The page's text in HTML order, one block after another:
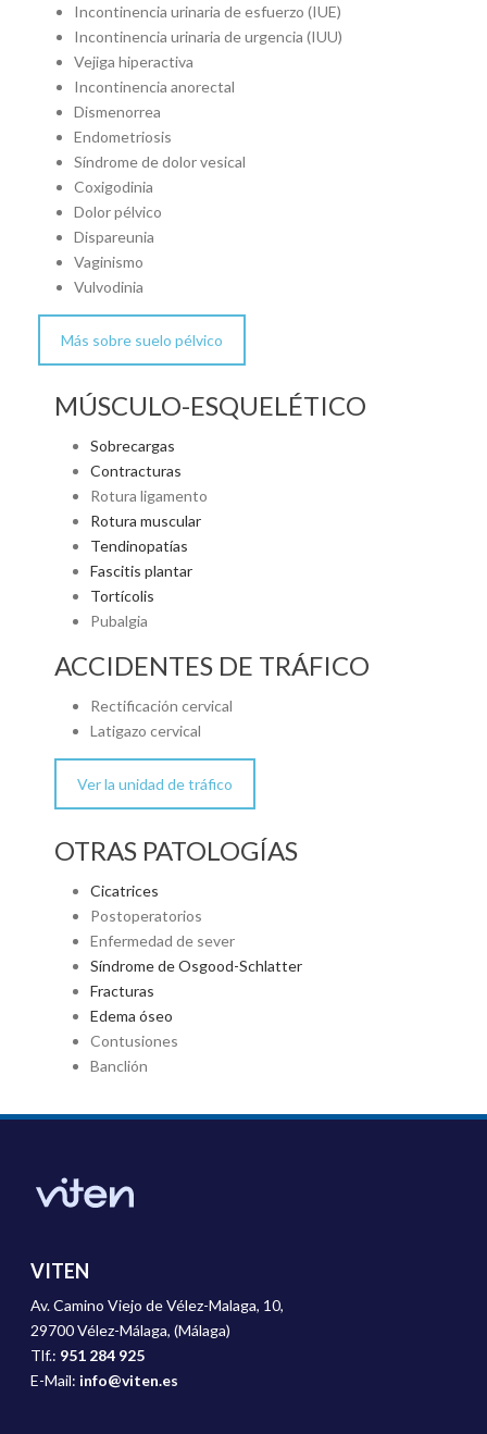
Incontinencia urinaria de esfuerzo (IUE)
Incontinencia urinaria de urgencia (IUU)
Vejiga hiperactiva
Incontinencia anorectal
Dismenorrea
Endometriosis
Síndrome de dolor vesical
Coxigodinia
Dolor pélvico
Dispareunia
Vaginismo
Vulvodinia
Más sobre suelo pélvico
MÚSCULO-ESQUELÉTICO
Sobrecargas
Contracturas
Rotura ligamento
Rotura muscular
Tendinopatías
Fascitis plantar
Tortícolis
Pubalgia
ACCIDENTES DE TRÁFICO
Rectificación cervical
Latigazo cervical
Ver la unidad de tráfico
OTRAS PATOLOGÍAS
Cicatrices
Postoperatorios
Enfermedad de sever
Síndrome de Osgood-Schlatter
Fracturas
Edema óseo
Contusiones
Banclión
VITEN
Av. Camino Viejo de Vélez-Malaga, 10,
29700 Vélez-Málaga, (Málaga)
Tlf.: 951 284 925
E-Mail: info@viten.es